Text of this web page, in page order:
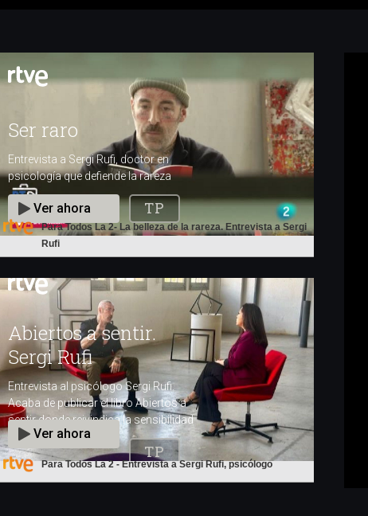
Para Todos La 2- La belleza de la rareza. Entrevista a Sergi
Rufi
Para Todos La 2 - Entrevista a Sergi Rufi, psicólogo